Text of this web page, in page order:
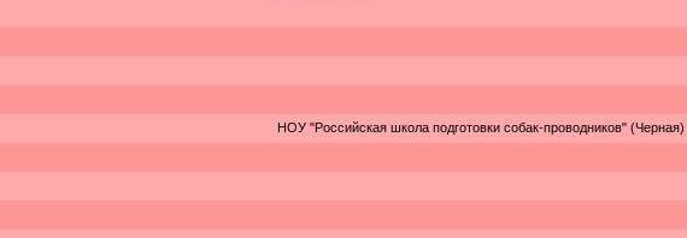
НОУ "Российская школа подготовки собак-проводников" (Черная)